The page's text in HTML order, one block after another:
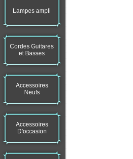
Lampes ampli
Cordes Guitares
et Basses
Accessoires
Neufs
Accessoires
D'occasion